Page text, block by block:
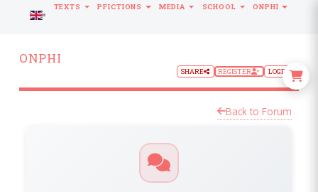
ONPHI
SHARE REGISTER LOGIN
Back to Forum
LANGUAGE
TEXTS PFICTIONS MEDIA SCHOOL ONPHI